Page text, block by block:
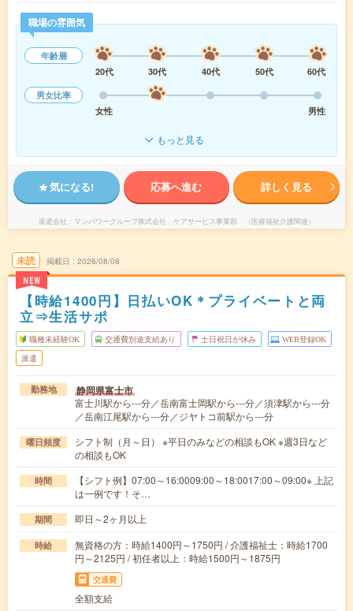
職場の雰囲気
年齢層
20代
30代 40代 50代
60代
男女比率
女性
男性
もっと見る
気になる! 応募へ進む 詳しく見る
派遣会社 マンパワーグループ株式会社 ケアサービス事業部 （医療福祉介護関連）
未読
NEW
掲載日 2026/08/08
【時給1400円】日払いOK＊プライベートと両
立⇒生活サポ
職種未経験OK 交通費別途支給あり 土日祝日が休み WEB登録OK
派遣
勤務地 静岡県富士市
富士川駅から---分／岳南富士岡駅から---分／須津駅から---分
／岳南江尾駅から---分／ジヤトコ前駅から---分
曜日頻度
シフト制（月～日） ※平日のみなどの相談もOK ※週3日など
の相談もOK
時間
【シフト例】07:00～16:0009:00～18:0017:00～09:00※ 上記
は一例です！そ…
期間 即日～2ヶ月以上
時給
無資格の方：時給1400円～1750円 / 介護福祉士：時給1700
円～2125円 / 初任者以上：時給1500円～1875円
交通費
全額支給